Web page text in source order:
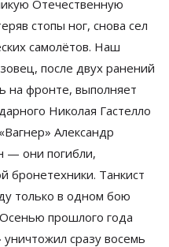
Отечественную
стопы ног, снова сел
самолётов. Наш
после двух ранений
на фронте, выполняет
Николая Гастелло
«Вагнер» Александр
— они погибли,
бронетехники. Танкист
только в одном бою
прошлого года
уничтожил сразу восемь